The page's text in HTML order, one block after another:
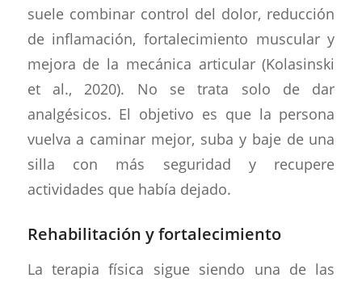
suele combinar control del dolor, reducción
de inflamación, fortalecimiento muscular y
mejora de la mecánica articular (Kolasinski
et al., 2020). No se trata solo de dar
analgésicos. El objetivo es que la persona
vuelva a caminar mejor, suba y baje de una
silla con más seguridad y recupere
actividades que había dejado.
Rehabilitación y fortalecimiento
La terapia física sigue siendo una de las